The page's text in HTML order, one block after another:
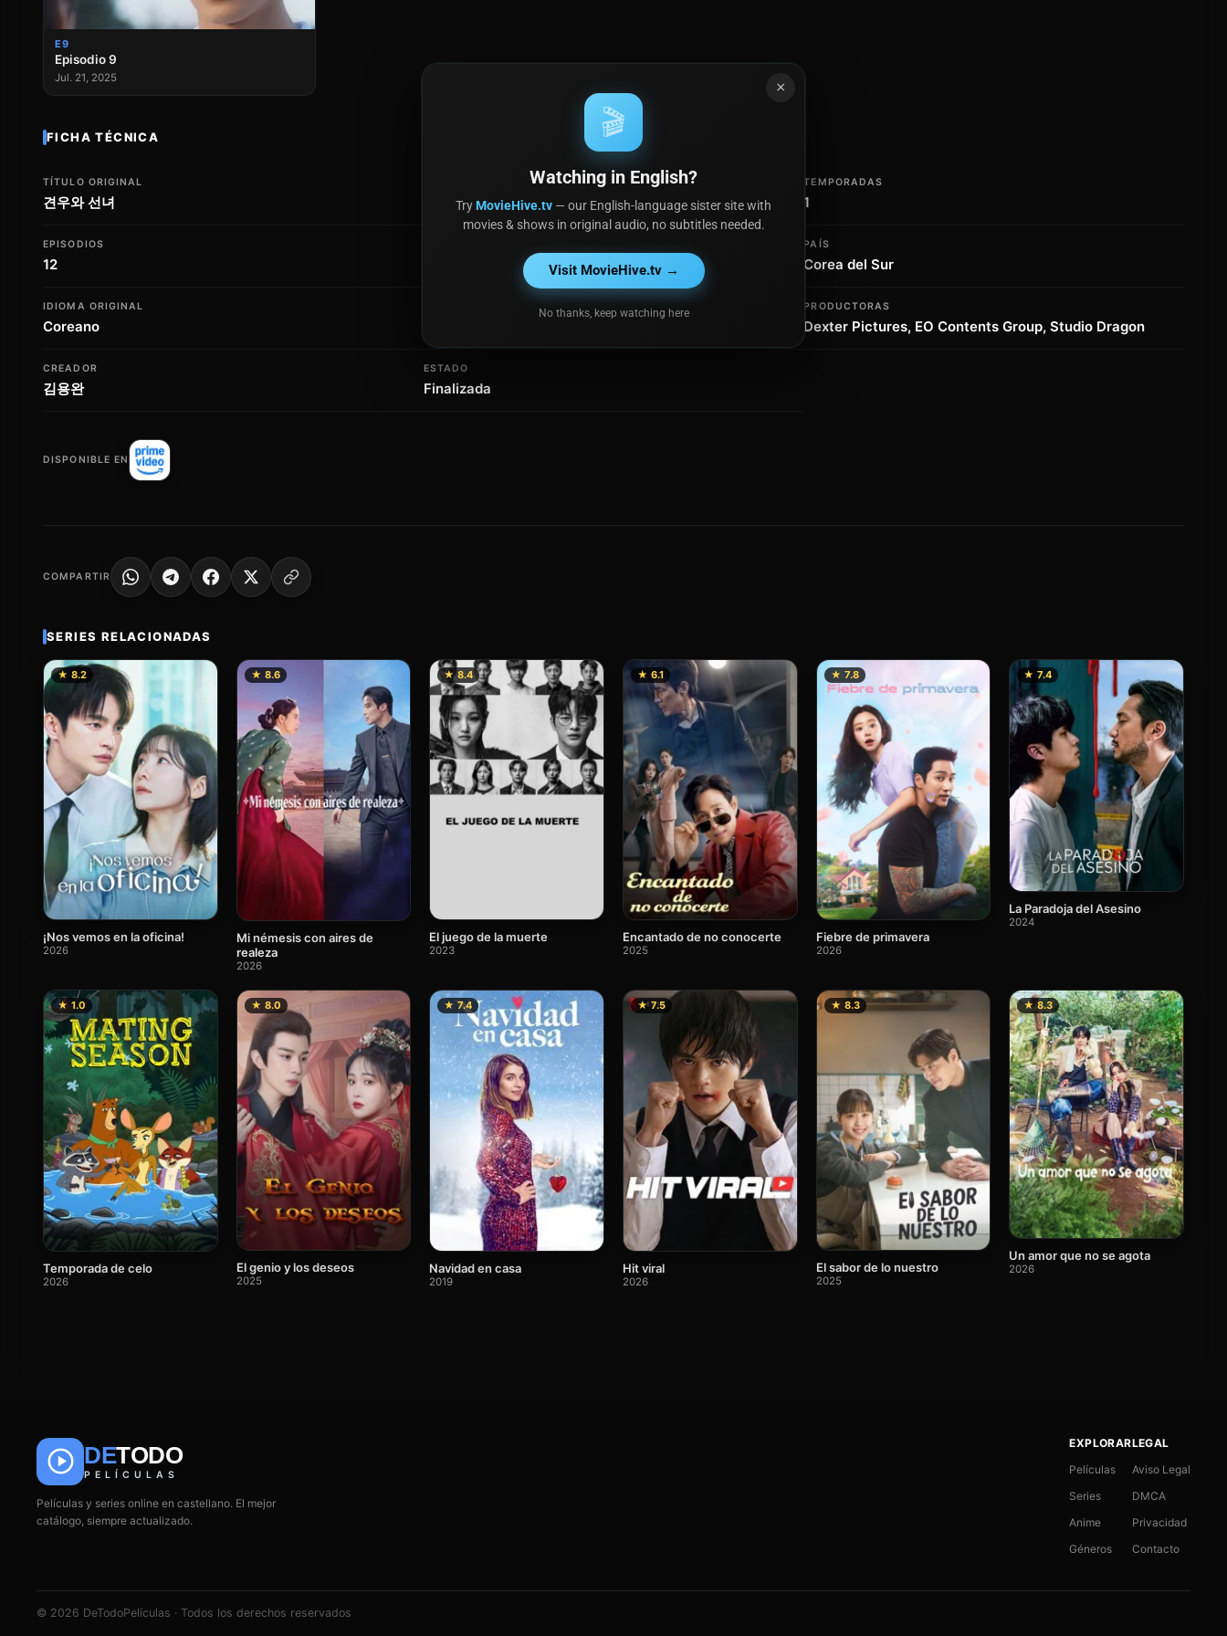
E9
Episodio 9
Jul. 21, 2025
FICHA TÉCNICA
TÍTULO ORIGINAL
견우와 선녀 2025
TEMPORADAS
1
EPISODIOS
12
PAÍS
Corea del Sur
IDIOMA ORIGINAL
Coreano
CADENA / PLATAFORMA PRODUCTORAS
Dexter Pictures, EO Contents Group, Studio Dragon
CREADOR
김용완
ESTADO
Finalizada
DISPONIBLE EN
COMPARTIR
SERIES RELACIONADAS
★ 8.2
¡Nos vemos en la oficina!
2026
★ 8.6
Mi némesis con aires de
realeza
2026
★ 8.4
El juego de la muerte
2023
★ 6.1
Encantado de no conocerte
2025
★ 7.8
Fiebre de primavera
2026
★ 7.4
La Paradoja del Asesino
2024
★ 1.0
Temporada de celo
2026
★ 8.0
El genio y los deseos
2025
★ 7.4
Navidad en casa
2019
★ 7.5
Hit viral
2026
★ 8.3
El sabor de lo nuestro
2025
★ 8.3
Un amor que no se agota
2026
DETODO
PELÍCULAS
Películas y series online en castellano. El mejor
catálogo, siempre actualizado.
EXPLORAR
Películas
Series
Anime
Géneros
LEGAL
Aviso Legal
DMCA
Privacidad
Contacto
© 2026 DeTodoPelículas · Todos los derechos reservados
×
🎬
Watching in English?
TryMovieHive.tv — our English-language sister site with
movies & shows in original audio, no subtitles needed.
Visit MovieHive.tv →
No thanks, keep watching here